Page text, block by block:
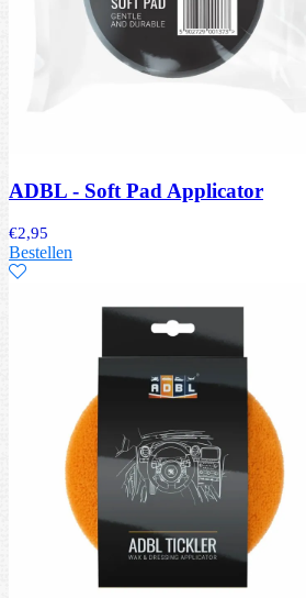
ADBL - Soft Pad Applicator
€2,95
Bestellen